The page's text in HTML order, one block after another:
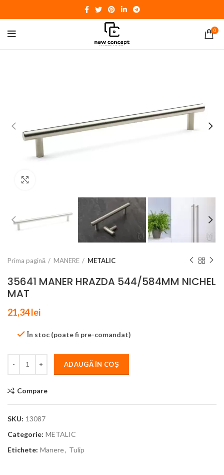
0
Prima pagină MANERE METALIC
35641 MANER HRAZDA 544/584MM NICHEL
MAT
21,34lei
În stoc (poate fi pre-comandat)
ADAUGĂ ÎN COȘ
Compare
SKU: 13087
Categorie: METALIC
Etichete: Manere, Tulip